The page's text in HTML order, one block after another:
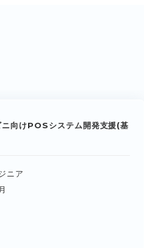
向けPOSシステム開発支援(基
ニア